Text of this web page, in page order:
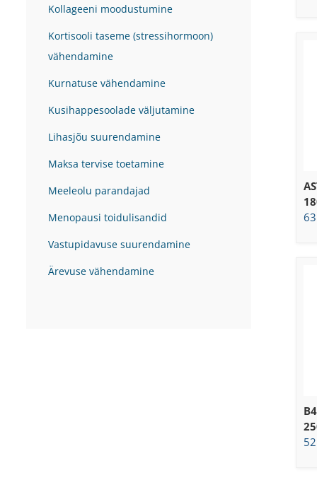
Kollageeni moodustumine
Kortisooli taseme (stressihormoon)
vähendamine
Kurnatuse vähendamine
Kusihappesoolade väljutamine
Lihasjõu suurendamine
Maksa tervise toetamine
Meeleolu parandajad
Menopausi toidulisandid
Vastupidavuse suurendamine
Ärevuse vähendamine